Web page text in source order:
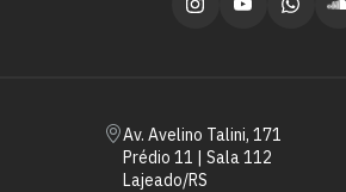
Av. Avelino Talini, 171
Prédio 11 | Sala 112
Lajeado/RS